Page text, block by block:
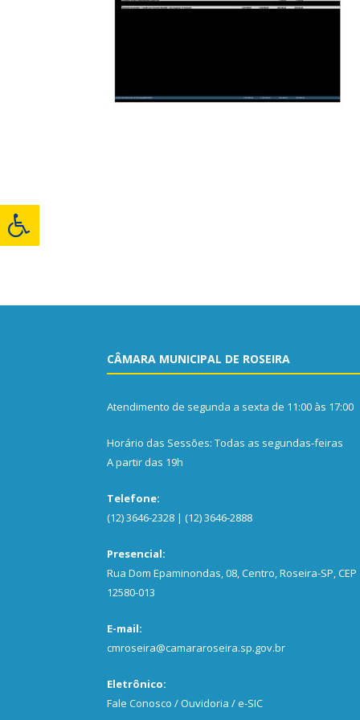
CÂMARA MUNICIPAL DE ROSEIRA
Atendimento de segunda a sexta de 11:00 às 17:00
Horário das Sessões: Todas as segundas-feiras
A partir das 19h
Telefone:
(12) 3646-2328 | (12) 3646-2888
Presencial:
Rua Dom Epaminondas, 08, Centro, Roseira-SP, CEP
12580-013
E-mail:
cmroseira@camararoseira.sp.gov.br
Eletrônico:
Fale Conosco / Ouvidoria / e-SIC